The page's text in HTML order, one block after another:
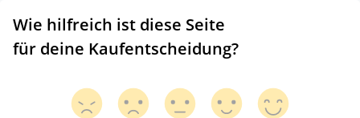
Wie hilfreich ist diese Seite
für deine Kaufentscheidung?